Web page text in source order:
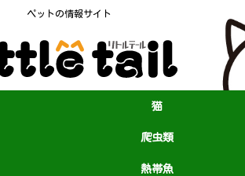
ペットの情報サイト
猫
爬虫類
熱帯魚